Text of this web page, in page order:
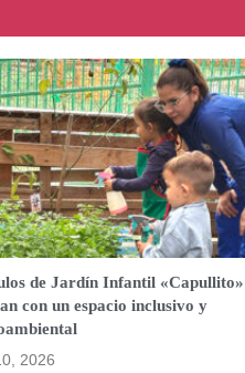
de Jardín Infantil «Capullito»
con un espacio inclusivo y
2026